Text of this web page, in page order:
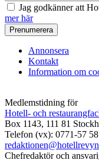
Jag godkänner att
mer här
Annonsera
Kontakt
Information om
Medlemstidning för
Hotell- och
Box 1143, 111 81
Telefon (vx): 0771-57
Chefredaktör och